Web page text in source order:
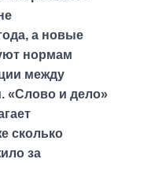
а новые
нормам
между
«Слово и дело»
сколько
за